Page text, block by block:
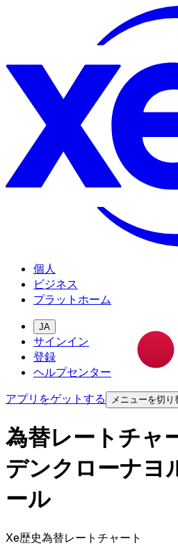
個人
ビジネス
プラットホーム
JA
サインイン
登録
ヘルプセンター
アプリをゲットする
メニューを切り
為替レートチャ
デンクローナヨ
ール
Xe歴史為替レートチャート